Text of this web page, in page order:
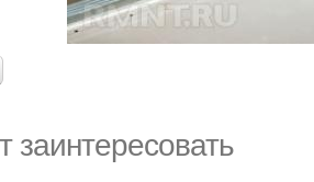
заинтересовать